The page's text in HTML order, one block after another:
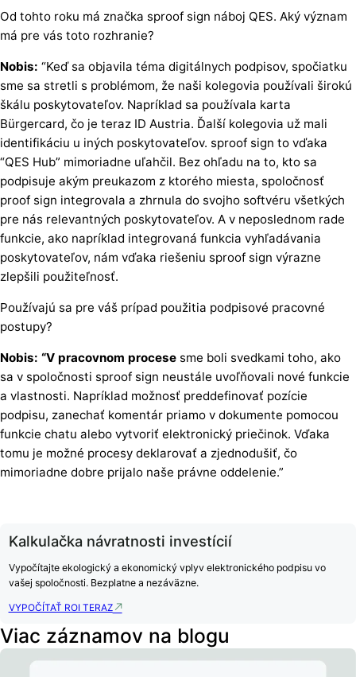
Od tohto roku má značka sproof sign náboj QES. Aký význam
má pre vás toto rozhranie?
Nobis: “Keď sa objavila téma digitálnych podpisov, spočiatku
sme sa stretli s problémom, že naši kolegovia používali širokú
škálu poskytovateľov. Napríklad sa používala karta
Bürgercard, čo je teraz ID Austria. Ďalší kolegovia už mali
identifikáciu u iných poskytovateľov. sproof sign to vďaka
“QES Hub” mimoriadne uľahčil. Bez ohľadu na to, kto sa
podpisuje akým preukazom z ktorého miesta, spoločnosť
proof sign integrovala a zhrnula do svojho softvéru všetkých
pre nás relevantných poskytovateľov. A v neposlednom rade
funkcie, ako napríklad integrovaná funkcia vyhľadávania
poskytovateľov, nám vďaka riešeniu sproof sign výrazne
zlepšili použiteľnosť.
Používajú sa pre váš prípad použitia podpisové pracovné
postupy?
Nobis: “V pracovnom procese sme boli svedkami toho, ako
sa v spoločnosti sproof sign neustále uvoľňovali nové funkcie
a vlastnosti. Napríklad možnosť preddefinovať pozície
podpisu, zanechať komentár priamo v dokumente pomocou
funkcie chatu alebo vytvoriť elektronický priečinok. Vďaka
tomu je možné procesy deklarovať a zjednodušiť, čo
mimoriadne dobre prijalo naše právne oddelenie.”
Kalkulačka návratnosti investícií
Vypočítajte ekologický a ekonomický vplyv elektronického podpisu vo
vašej spoločnosti. Bezplatne a nezáväzne.
VYPOČÍTAŤ ROI TERAZ
Viac záznamov na blogu